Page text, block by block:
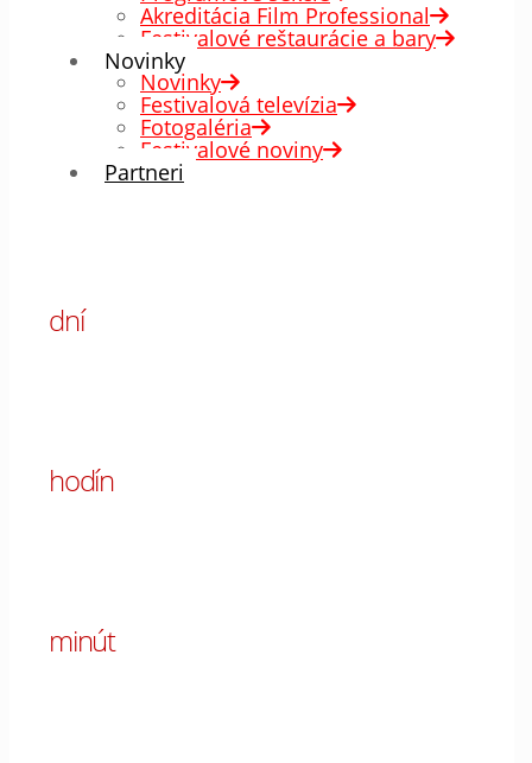
Akreditácia Film Professional
Festivalové reštaurácie a bary
Novinky
Novinky
Festivalová televízia
Fotogaléria
Festivalové noviny
Partneri
dní
hodín
minút